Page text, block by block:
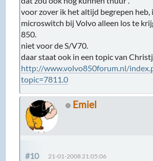
voor zover ik het altijd begrepen heb,
microswitch bij Volvo alleen los te
850.
niet voor de S/V70.
daar staat ook in een topic van
http://www.volvo850forum.nl/
topic=7811.0
Emiel
#10 21-01-2008 21:05:06